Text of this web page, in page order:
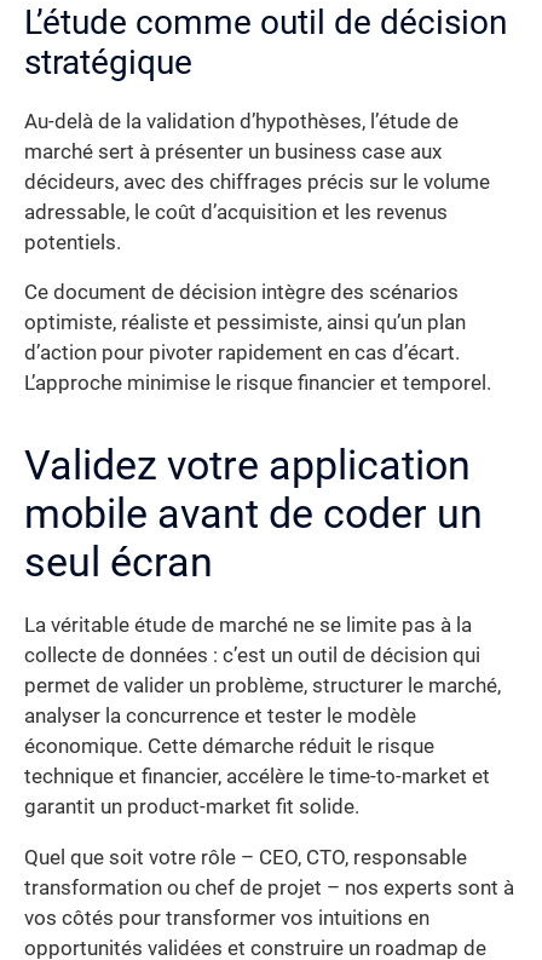
L’étude comme outil de décision
stratégique
Au-delà de la validation d’hypothèses, l’étude de
marché sert à présenter un business case aux
décideurs, avec des chiffrages précis sur le volume
adressable, le coût d’acquisition et les revenus
potentiels.
Ce document de décision intègre des scénarios
optimiste, réaliste et pessimiste, ainsi qu’un plan
d’action pour pivoter rapidement en cas d’écart.
L’approche minimise le risque financier et temporel.
Validez votre application
mobile avant de coder un
seul écran
La véritable étude de marché ne se limite pas à la
collecte de données : c’est un outil de décision qui
permet de valider un problème, structurer le marché,
analyser la concurrence et tester le modèle
économique. Cette démarche réduit le risque
technique et financier, accélère le time-to-market et
garantit un product-market fit solide.
Quel que soit votre rôle – CEO, CTO, responsable
transformation ou chef de projet – nos experts sont à
vos côtés pour transformer vos intuitions en
opportunités validées et construire un roadmap de